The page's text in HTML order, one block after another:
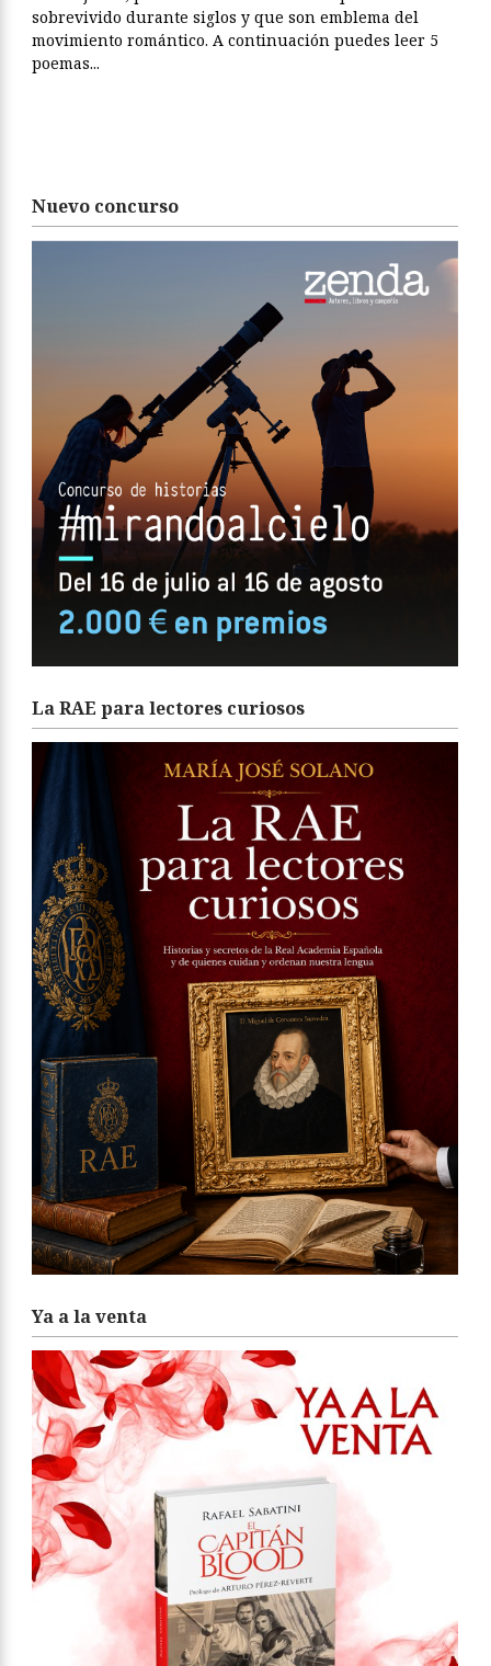
sobrevivido durante siglos y que son emblema del
movimiento romántico. A continuación puedes leer 5
poemas...
Nuevo concurso
La RAE para lectores curiosos
Ya a la venta